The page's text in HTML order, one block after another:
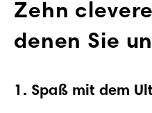
Zehn
denen Sie
1 . Spaß mit dem